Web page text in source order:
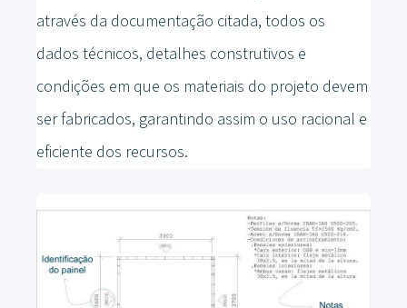
através da documentação citada, todos os
dados técnicos, detalhes construtivos e
condições em que os materiais do projeto devem
ser fabricados, garantindo assim o uso racional e
eficiente dos recursos.